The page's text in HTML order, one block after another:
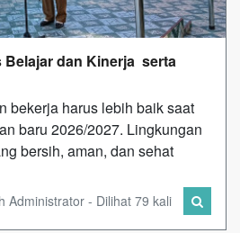
dan Kinerja serta
bekerja harus lebih baik saat
baru 2026/2027. Lingkungan
bersih, aman, dan sehat
Administrator - Dilihat 79 kali